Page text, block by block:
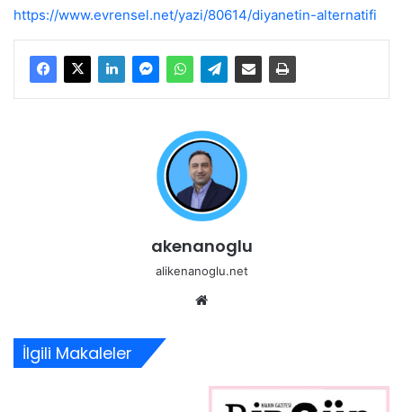
https://www.evrensel.net/yazi/80614/diyanetin-alternatifi
akenanoglu
alikenanoglu.net
İlgili Makaleler